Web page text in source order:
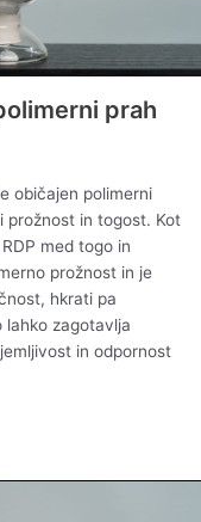
prah
običajen polimerni
prožnost in togost. Kot
med togo in
prožnost in je
hkrati pa
zagotavlja
in odpornost